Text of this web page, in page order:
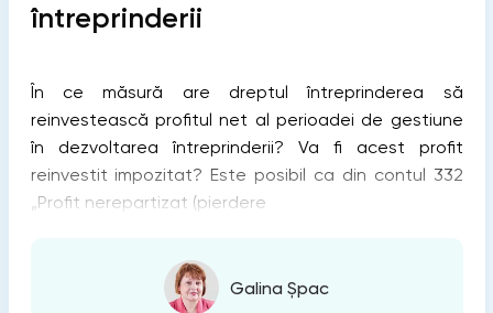
întreprinderii
În ce măsură are dreptul întreprinderea să
reinvestească profitul net al perioadei de gestiune
în dezvoltarea întreprinderii? Va fi acest profit
reinvestit impozitat? Este posibil ca din contul 332
„Profit nerepartizat (pierdere
Galina Șpac